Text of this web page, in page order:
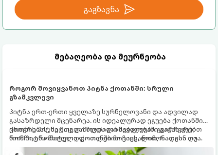
გაგზავნა
მებაღეობა და მეურნეობა
როგორ მოვიყვანოთ პიტნა ქოთანში: სრული
გზამკვლევი
პიტნა ერთ-ერთი ყველაზე სურნელოვანი და ადვილად
გასაზრდელი მცენარეა. ის იდეალურად ეგუება ქოთანში
ცხოვრებას, მეტიც, გამოცდილი მებაღეები გვირჩევენ,
რომ პიტნა მხოლოდ ქოთანში მოვიყვანოთ, რადგან ღია
გრუნტში (ბაღში) დარგვისას ის ფესვებით ძალიან
ქოთნის პიტნა მთელი წლის განმავლობაში გაგახარებთ
ნორჩი, არომატული ფოთლებით ჩაის, ლიმონათისა თუ
კერძებისთვის.